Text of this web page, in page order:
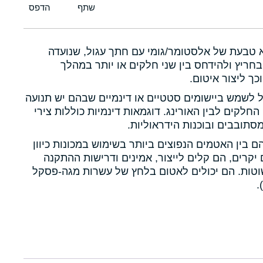
טבעת של אלסטומר/גומי עם חתך עגול, שנועדה
ולהידחס בין שני חלקים או יותר במהלך
ליצור איטום.
לשמש ביישומים סטטיים או דינמיים שבהם יש תנועה
החלקים לבין האורינג. דוגמאות דינמיות כוללות צירי
ובוכנות הידראוליות.
בין האטמים הנפוצים ביותר בשימוש במכונות כיוון
הם קלים לייצור, אמינים ודרישות ההתקנה
הם יכולים לאטום בלחץ של עשרות מגה-פסקל